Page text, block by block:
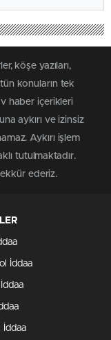
köşe yazıları,
konuların tek
haber içerikleri
aykırı ve izinsiz
Aykırı işlem
tutulmaktadır.
ederiz.
İddaa
İddaa